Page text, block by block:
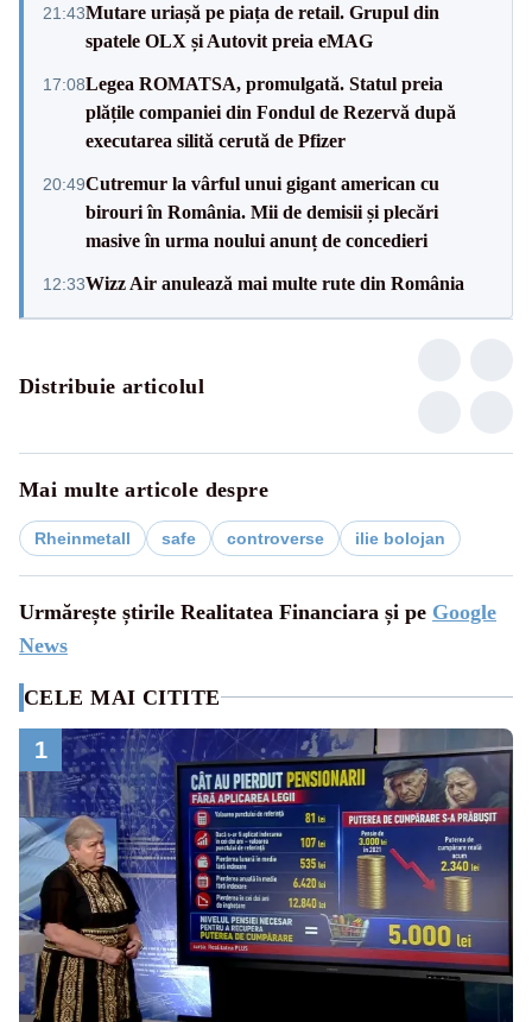
21:43Mutare uriașă pe piața de retail. Grupul din
spatele OLX și Autovit preia eMAG
17:08Legea ROMATSA, promulgată. Statul preia
plățile companiei din Fondul de Rezervă după
executarea silită cerută de Pfizer
20:49Cutremur la vârful unui gigant american cu
birouri în România. Mii de demisii și plecări
masive în urma noului anunț de concedieri
12:33Wizz Air anulează mai multe rute din România
Distribuie articolul
Mai multe articole despre
Rheinmetall safe controverse ilie bolojan
Urmărește știrile Realitatea Financiara și pe Google
News
CELE MAI CITITE
1